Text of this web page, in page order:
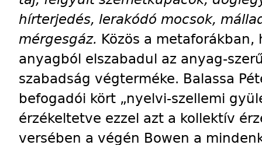
hírterjedés, lerakódó mocsok,
mérgesgáz. Közös a
anyagból elszabadul az anyag-
szabadság végterméke. Ba­las­sa
befogadói kört „nyelvi-szellemi
érzékeltetve ezzel azt a kollektív
versében a végén Bowen a